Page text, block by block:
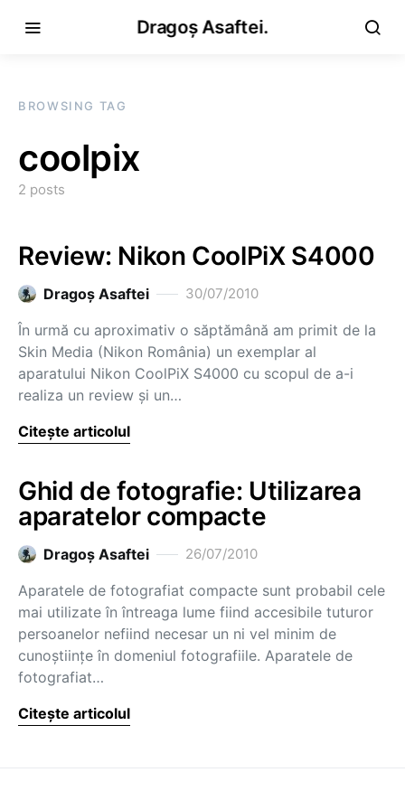
Dragoș Asaftei.
BROWSING TAG
coolpix
2 posts
Review: Nikon CoolPiX S4000
Dragoş Asaftei 30/07/2010
În urmă cu aproximativ o săptămână am primit de la
Skin Media (Nikon România) un exemplar al
aparatului Nikon CoolPiX S4000 cu scopul de a-i
realiza un review şi un…
Citește articolul
Ghid de fotografie: Utilizarea
aparatelor compacte
Dragoş Asaftei 26/07/2010
Aparatele de fotografiat compacte sunt probabil cele
mai utilizate în întreaga lume fiind accesibile tuturor
persoanelor nefiind necesar un ni vel minim de
cunoştiinţe în domeniul fotografiile. Aparatele de
fotografiat…
Citește articolul